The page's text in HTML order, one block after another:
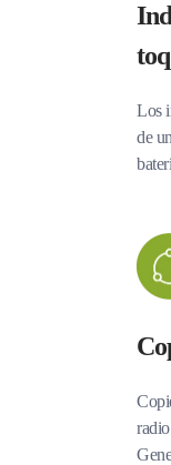
Los
de